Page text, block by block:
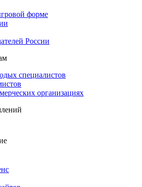
форме
России
специалистов
организациях